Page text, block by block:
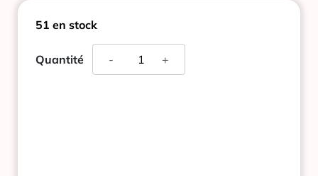
51 en stock
Quantité +
quantité
-